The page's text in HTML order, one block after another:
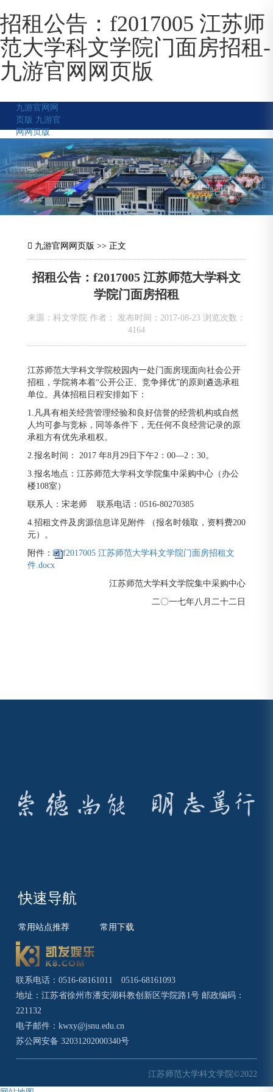
招租公告：f2017005 江苏师
范大学科文学院门面房招租-
九游官网网页版
九游官网网
页版 九游官
网网页版
九游官网网页版 >> 正文
招租公告：f2017005 江苏师范大学科文
学院门面房招租
来源：科文学院 作者： 发布时间：2017-08-23 浏览次数：
4164
江苏师范大学科文学院校园内一处门面房现面向社会公开
招租，学院将本着“公开公正、竞争择优”的原则遴选承租
单位。具体招租日程安排如下：
1.凡具有相关经营管理经验和良好信誉的经营机构或自然
人均可参与竞标，同等条件下，无任何不良经营记录的原
承租方有优先承租权。
2.报名时间： 2017 年8月29日下午2：00—2：30。
3.报名地点：江苏师范大学科文学院集中采购中心（办公
楼108室）
联系人：宋老师 联系电话：0516-80270385
4.招租文件及房源信息详见附件 （报名时领取，资料费200
元）。
附件：
f2017005 江苏师范大学科文学院门面房招租文
件.docx
江苏师范大学科文学院集中采购中心
二〇一七年八月二十二日
快速导航
常用站点推荐 常用下载
联系电话：0516-68161011 0516-68161093
地址：江苏省徐州市潘安湖科教创新区学院路1号 邮政编码：
221132
电子邮件：kwxy@jsnu.edu.cn
苏公网安备 32031202000340号
江苏师范大学科文学院©2022